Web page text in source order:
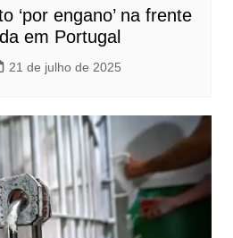
‘por engano’ na frente
em Portugal
21 de julho de 2025